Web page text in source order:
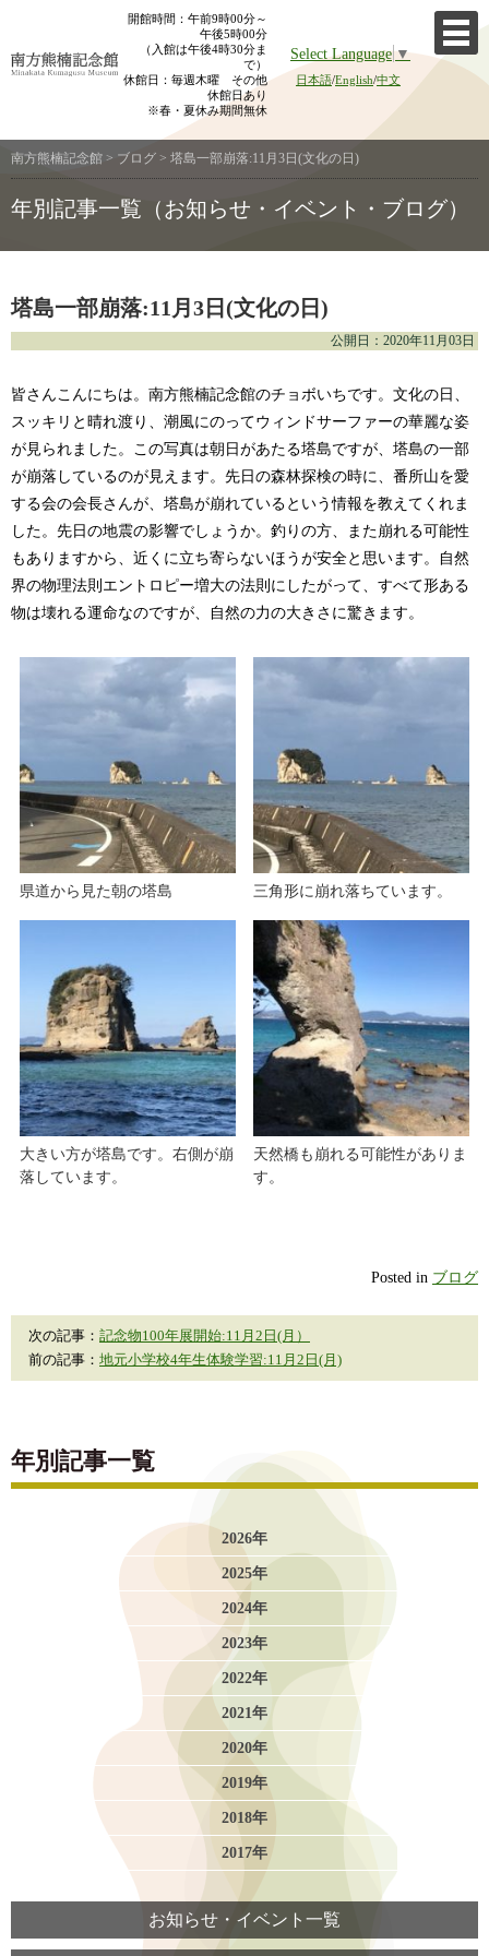
content
開館時間：午前9時00分～
午後5時00分
（入館は午後4時30分ま
で）
休館日：毎週木曜 その他
休館日あり
※春・夏休み期間無休
Select Language▼
日本語/English/中文
南方熊楠記念館 > ブログ > 塔島一部崩落:11月3日(文化の日)
年別記事一覧（お知らせ・イベント・ブログ）
塔島一部崩落:11月3日(文化の日)
公開日：2020年11月03日
皆さんこんにちは。南方熊楠記念館のチョボいちです。文化の日、
スッキリと晴れ渡り、潮風にのってウィンドサーファーの華麗な姿
が見られました。この写真は朝日があたる塔島ですが、塔島の一部
が崩落しているのが見えます。先日の森林探検の時に、番所山を愛
する会の会長さんが、塔島が崩れているという情報を教えてくれま
した。先日の地震の影響でしょうか。釣りの方、また崩れる可能性
もありますから、近くに立ち寄らないほうが安全と思います。自然
界の物理法則エントロピー増大の法則にしたがって、すべて形ある
物は壊れる運命なのですが、自然の力の大きさに驚きます。
県道から見た朝の塔島 三角形に崩れ落ちています。
大きい方が塔島です。右側が崩
落しています。
天然橋も崩れる可能性がありま
す。
Posted in ブログ
次の記事： 記念物100年展開始:11月2日(月）
前の記事： 地元小学校4年生体験学習:11月2日(月)
年別記事一覧
2026年
2025年
2024年
2023年
2022年
2021年
2020年
2019年
2018年
2017年
お知らせ・イベント一覧